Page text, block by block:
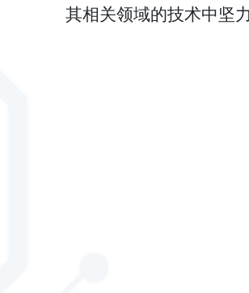
其相关领域的技术中坚